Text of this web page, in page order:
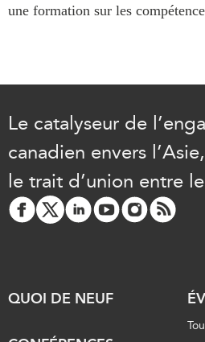
une formation sur les
Le catalyseur de
canadien envers l’Asie,
le trait d’union entre
QUOI DE NEUF